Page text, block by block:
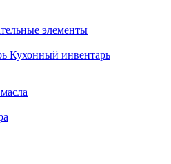
элементы
Кухонный инвентарь